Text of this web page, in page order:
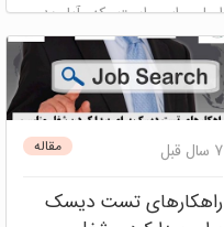
اصلی این است که آیا بدون
استفاده از گزارش ...
دیسک توسعه فردی مصاحبه
و استخدام
پنل
ارزیابی سازمانی و گروهی
مقاله 7 سال قبل
راهکارهای تست دیسک